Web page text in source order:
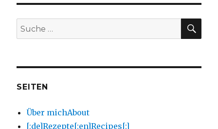
von
DittmerCookbook
Suche
nach:
SEITEN
Über michAbout
[:de]Rezepte[:en]Recipes[:]